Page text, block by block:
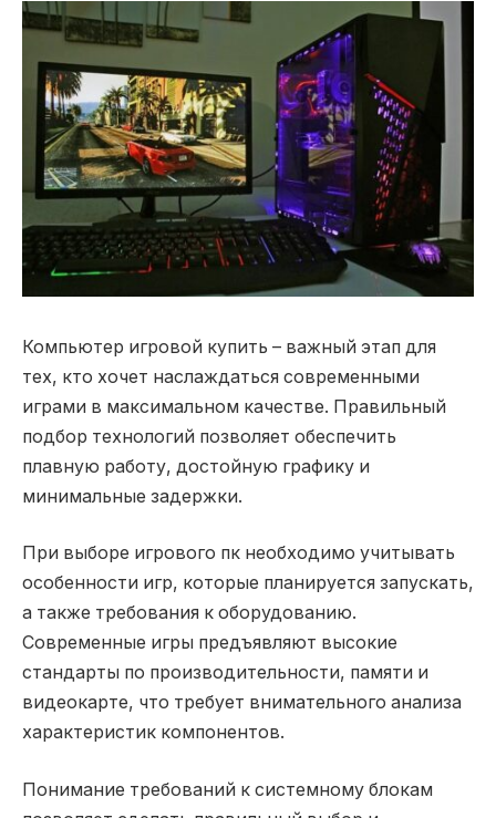
Компьютер игровой купить – важный этап для
тех, кто хочет наслаждаться современными
играми в максимальном качестве. Правильный
подбор технологий позволяет обеспечить
плавную работу, достойную графику и
минимальные задержки.
При выборе игрового пк необходимо учитывать
особенности игр, которые планируется запускать,
а также требования к оборудованию.
Современные игры предъявляют высокие
стандарты по производительности, памяти и
видеокарте, что требует внимательного анализа
характеристик компонентов.
Понимание требований к системному блокам